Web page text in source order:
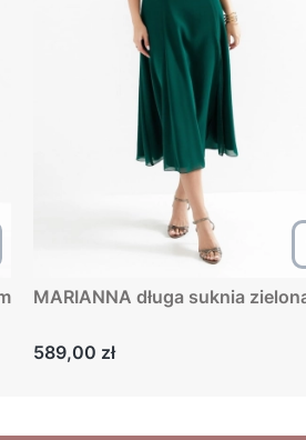
MARIANNA długa suknia
Cena
589,00 zł